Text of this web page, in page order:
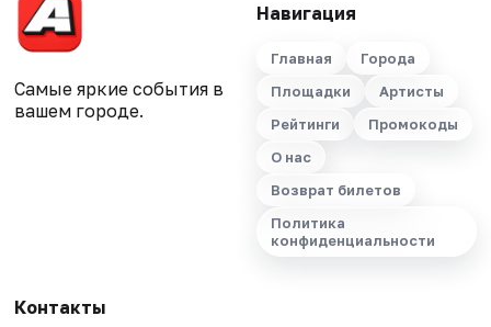
Самые яркие события в
вашем городе.
Навигация
Главная
Города
Площадки
Артисты
Рейтинги
Промокоды
О нас
Возврат билетов
Политика
конфиденциальности
Контакты